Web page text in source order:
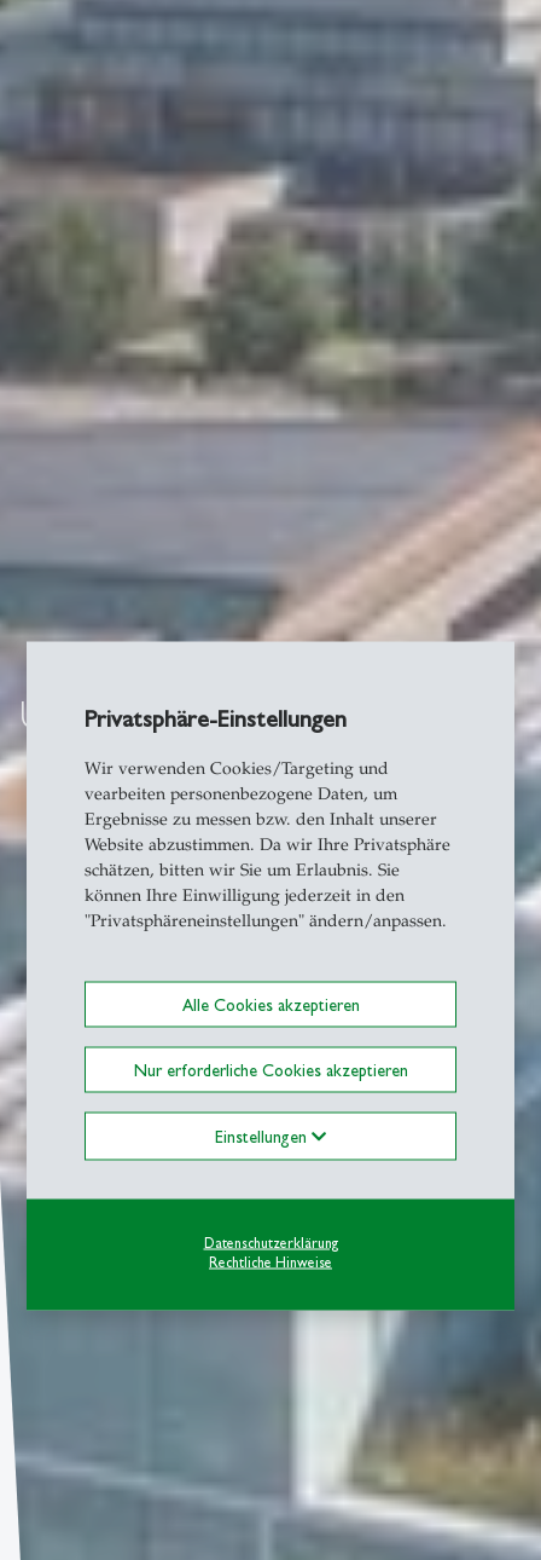
Privatsphäre-Einstellungen
Wir verwenden Cookies/Targeting und
vearbeiten personenbezogene Daten, um
Ergebnisse zu messen bzw. den Inhalt unserer
Website abzustimmen. Da wir Ihre Privatsphäre
schätzen, bitten wir Sie um Erlaubnis. Sie
können Ihre Einwilligung jederzeit in den
"Privatsphäreneinstellungen" ändern/anpassen.
Alle Cookies akzeptieren
Nur erforderliche Cookies akzeptieren
Einstellungen
Datenschutzerklärung
Rechtliche Hinweise
Über uns